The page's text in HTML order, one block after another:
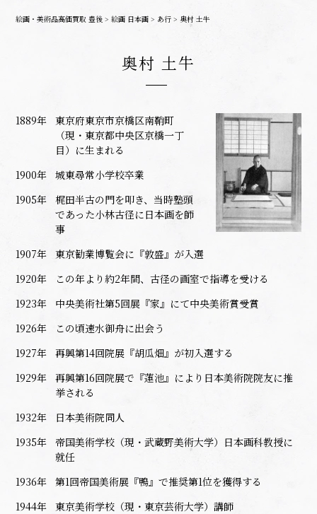
絵画・美術品高価買取 豊後 >絵画 日本画 > あ行 >奥村 土牛
奥村 土牛
1889年
東京府東京市京橋区南鞘町
（現・東京都中央区京橋一丁
目）に生まれる
1900年
城東尋常小学校卒業
1905年
梶田半古の門を叩き、当時塾頭
であった小林古径に日本画を師
事
1907年
東京勧業博覧会に『敦盛』が入選
1920年
この年より約2年間、古径の画室で指導を受ける
1923年
中央美術社第5回展『家』にて中央美術賞受賞
1926年
この頃速水御舟に出会う
1927年
再興第14回院展『胡瓜畑』が初入選する
1929年
再興第16回院展で『蓮池』により日本美術院院友に推
挙される
1932年
日本美術院同人
1935年
帝国美術学校（現・武蔵野美術大学）日本画科教授に
就任
1936年
第1回帝国美術展『鴨』で推奨第1位を獲得する
1944年
東京美術学校（現・東京芸術大学）講師